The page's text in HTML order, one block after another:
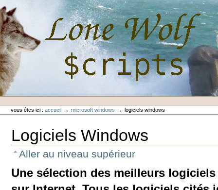
au
contenu.
Aller
à
la
navigation
Outils
personnels
vous êtes ici : accueil →microsoft windows →logiciels windows
Logiciels Windows
Aller au niveau supérieur
Une sélection des meilleurs